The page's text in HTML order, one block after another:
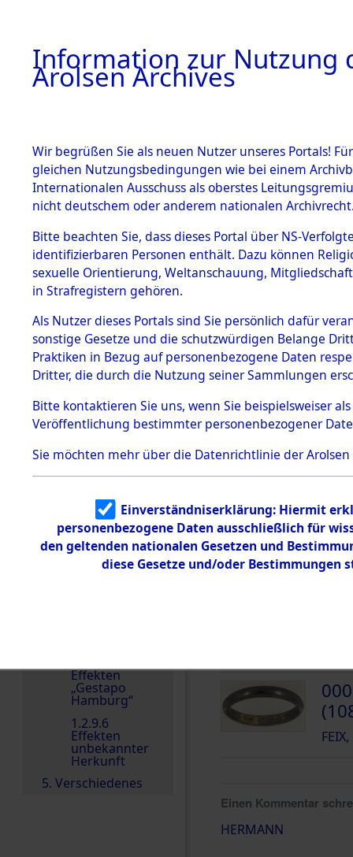
BESTÄNDE
1.
Inhaftierungsdoku
mente
1.2.9 Beim ITS
verwahrte
1.2.9.1
Effekten aus
dem KZ
Dachau
Effekten aus
dem KZ
Dachau,
Landesentsch
ädigungsamt
Effekten aus
dem KZ
Neuengamm
e
Dokument
Effekten
„Gestapo
Hamburg“
1.2.9.6
Effekten
unbekannter
Herkunft
5. Verschiedenes
3Akten
HERMANN
Land
Deutschland
58146
DOKUMENTE
Einen Kommentar
HERMANN
Information zur Nutzung
Arolsen Archives
Wir begrüßen Sie als neuen Nutzer unseres Portals!
gleichen Nutzungsbedingungen wie bei einem
Internationalen Ausschuss als oberstes
nicht deutschem oder anderem nationalen
Bitte beachten Sie, dass dieses Portal über NS-
identifizierbaren Personen enthält. Dazu können
sexuelle Orientierung, Weltanschauung,
in Strafregistern gehören.
Als Nutzer dieses Portals sind Sie persönlich dafür
sonstige Gesetze und die schutzwürdigen Belange
Praktiken in Bezug auf personenbezogene Daten
Dritter, die durch die Nutzung seiner Sammlungen
Bitte kontaktieren Sie uns, wenn Sie beispielsweiser
Veröffentlichung bestimmter personenbezogener
Sie möchten mehr über die Datenrichtlinie der Arolsen
Einverständniserklärung: Hiermit
personenbezogene Daten ausschließlich für
den geltenden nationalen Gesetzen und
diese Gesetze und/oder Bestimmungen